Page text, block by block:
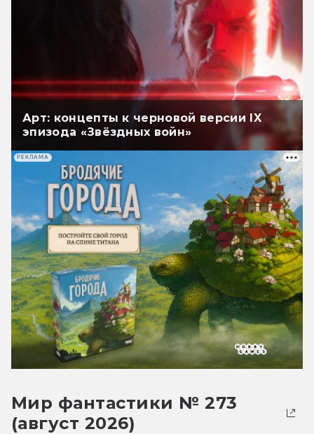
Арт: концепты к черновой версии IX
эпизода «Звёздных войн»
РЕКЛАМА
Мир фантастики № 273
(август 2026)